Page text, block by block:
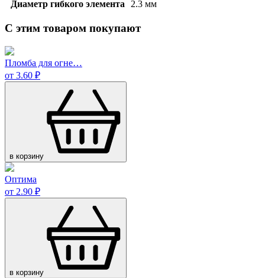
Диаметр гибкого элемента
2.3 мм
С этим товаром покупают
Пломба для огне…
от 3.60 ₽
в корзину
Оптима
от 2.90 ₽
в корзину